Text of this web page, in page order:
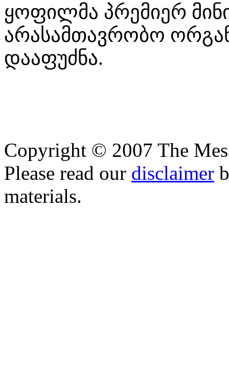
ყოფილმა პრემიერ
არასამთავრობო
დააფუძნა.
Copyright © 2007 The
Please read our disclaimer
materials.